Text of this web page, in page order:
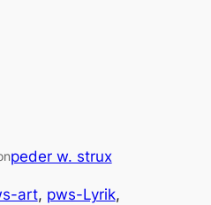
peder w. strux
art, pws-Lyrik